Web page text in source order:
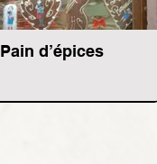
Pain d’épices